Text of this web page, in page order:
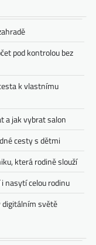
pod kontrolou bez
k vlastnímu
a jak vybrat salon
cesty s dětmi
která rodině slouží
nasytí celou rodinu
digitálním světě